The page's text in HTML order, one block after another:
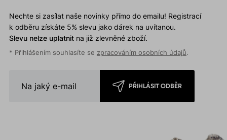
Nechte si zasílat naše novinky přímo do emailu! Registrací
k odběru získáte 5% slevu jako dárek na uvítanou.
Slevu nelze uplatnitna již zlevněné zboží.
* Přihlášením souhlasíte se zpracováním osobních údajů.
PŘIHLÁSIT ODBĚR